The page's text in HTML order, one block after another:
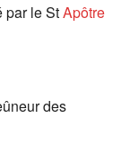
par le StApôtre
des